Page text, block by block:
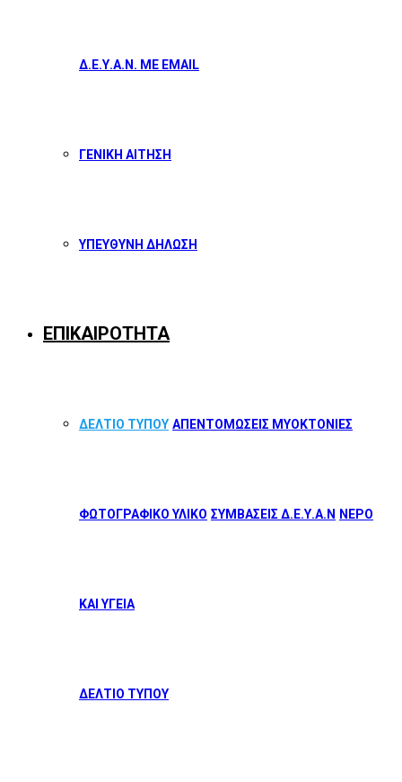
Δ.Ε.Υ.Α.Ν. ΜΕ EMAIL
ΓΕΝΙΚΗ ΑΙΤΗΣΗ
ΥΠΕΥΘΥΝΗ ΔΗΛΩΣΗ
ΕΠΙΚΑΙΡΟΤΗΤΑ
ΔΕΛΤΙΟ ΤΥΠΟΥ ΑΠΕΝΤΟΜΩΣΕΙΣ ΜΥΟΚΤΟΝΙΕΣ
ΦΩΤΟΓΡΑΦΙΚΟ ΥΛΙΚΟ ΣΥΜΒΑΣΕΙΣ Δ.Ε.Υ.Α.Ν ΝΕΡΟ
ΚΑΙ ΥΓΕΙΑ
ΔΕΛΤΙΟ ΤΥΠΟΥ